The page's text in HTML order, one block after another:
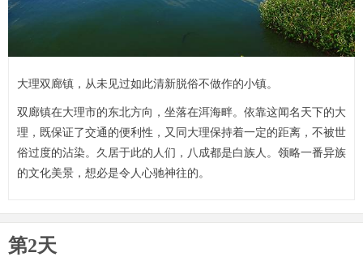
大理双廊镇，从未见过如此清新脱俗不做作的小镇。
双廊镇在大理市的东北方向，坐落在洱海畔。依靠这闻名天下的大
理，既保证了交通的便利性，又同大理保持着一定的距离，不被世
俗过度的沾染。久居于此的人们，八成都是白族人。领略一番异族
的文化美景，想必是令人心驰神往的。
第2天